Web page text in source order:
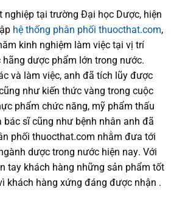
nghiệp tại trường Đại học Dược, hiện
hệ thống phân phối thuocthat.com,
kinh nghiệm làm việc tại vị trí
dược phẩm lớn trong nước.
và làm việc, anh đã tích lũy được
như kiến thức vàng trong cuộc
phẩm chức năng, mỹ phẩm thấu
bác sĩcũng như bệnh nhân anh đã
phối thuocthat.com nhằm đưa tới
dược trong nước hiện nay. Với
tay khách hàng những sản phẩm tốt
khách hàng xứng đáng được nhận .